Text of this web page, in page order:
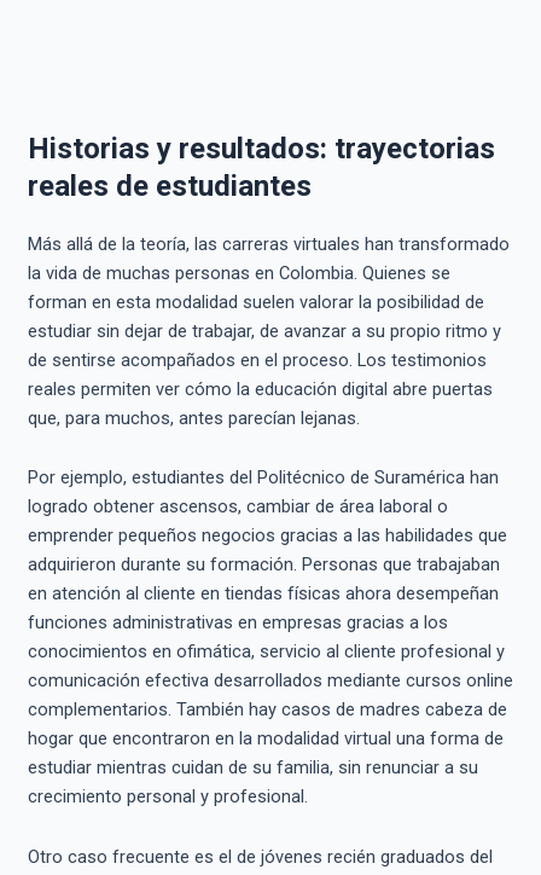
Historias y resultados: trayectorias
reales de estudiantes
Más allá de la teoría, las carreras virtuales han transformado
la vida de muchas personas en Colombia. Quienes se
forman en esta modalidad suelen valorar la posibilidad de
estudiar sin dejar de trabajar, de avanzar a su propio ritmo y
de sentirse acompañados en el proceso. Los testimonios
reales permiten ver cómo la educación digital abre puertas
que, para muchos, antes parecían lejanas.
Por ejemplo, estudiantes del Politécnico de Suramérica han
logrado obtener ascensos, cambiar de área laboral o
emprender pequeños negocios gracias a las habilidades que
adquirieron durante su formación. Personas que trabajaban
en atención al cliente en tiendas físicas ahora desempeñan
funciones administrativas en empresas gracias a los
conocimientos en ofimática, servicio al cliente profesional y
comunicación efectiva desarrollados mediante cursos online
complementarios. También hay casos de madres cabeza de
hogar que encontraron en la modalidad virtual una forma de
estudiar mientras cuidan de su familia, sin renunciar a su
crecimiento personal y profesional.
Otro caso frecuente es el de jóvenes recién graduados del